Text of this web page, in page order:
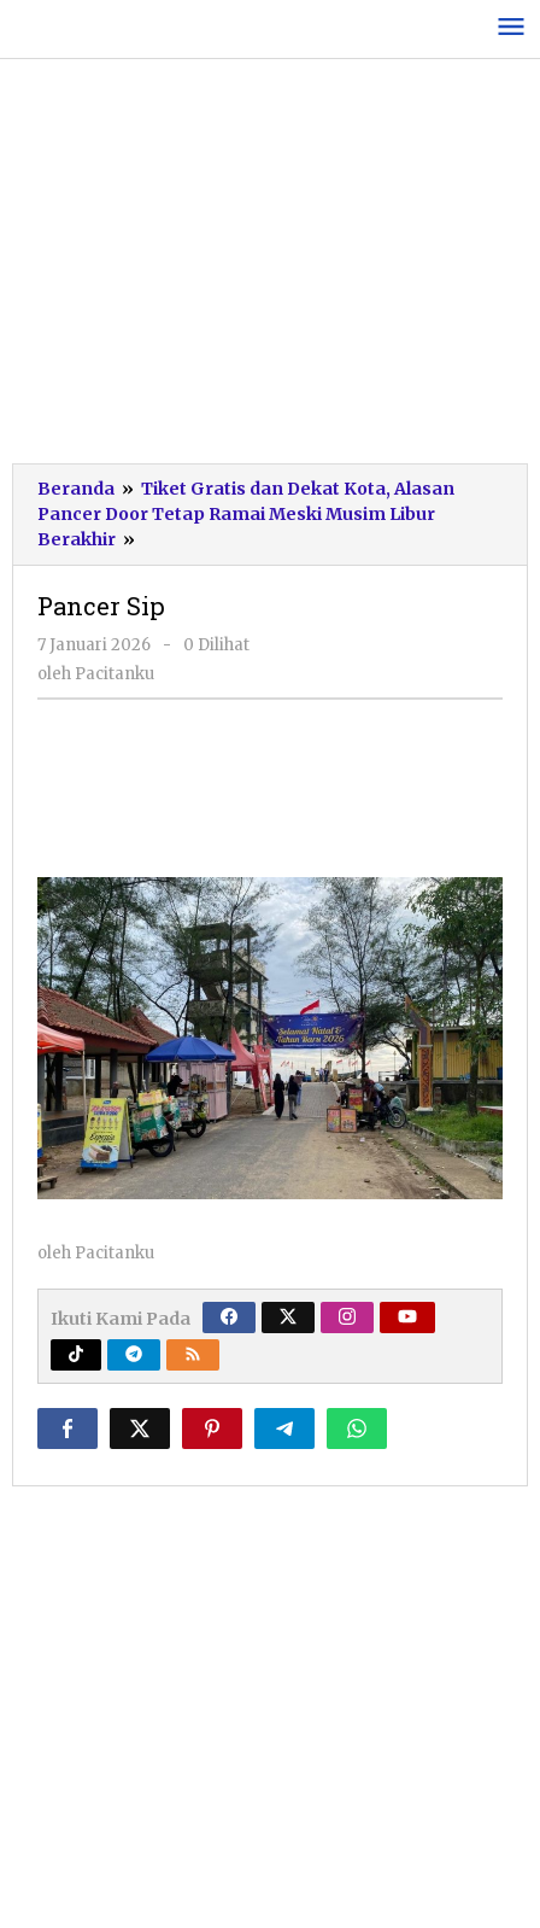
konten
Beranda » Tiket Gratis dan Dekat Kota, Alasan
Pancer Door Tetap Ramai Meski Musim Libur
Berakhir »
Sip
Pancer Sip
7 Januari 2026
oleh
-
0 Dilihat
oleh Pacitanku
oleh Pacitanku
Ikuti Kami Pada